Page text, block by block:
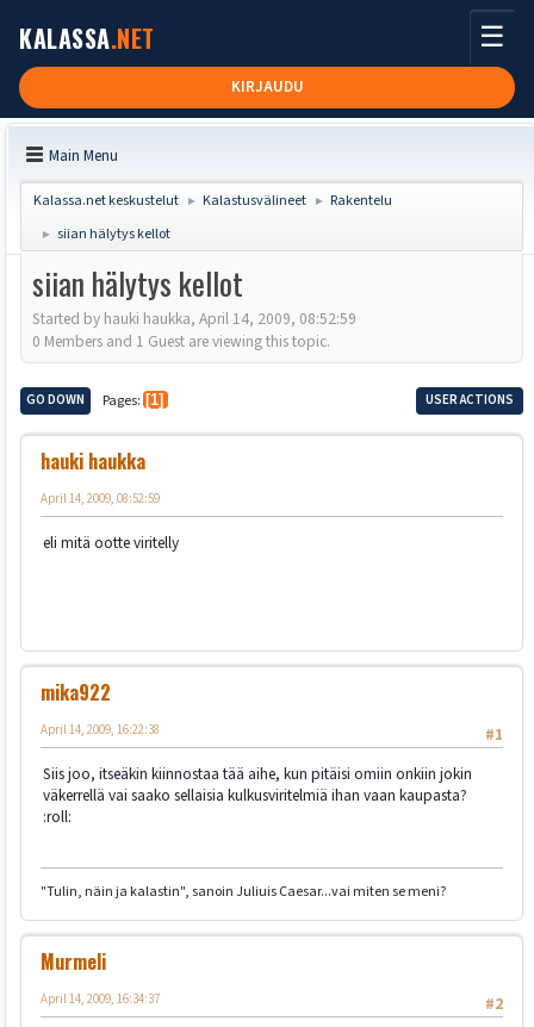
KALASSA.NET
KIRJAUDU
☰
Main Menu
Kalassa.net keskustelut ► Kalastusvälineet ► Rakentelu
► siian hälytys kellot
siian hälytys kellot
Started by hauki haukka, April 14, 2009, 08:52:59
0 Members and 1 Guest are viewing this topic.
GO DOWN Pages 1 USER ACTIONS
hauki haukka
April 14, 2009, 08:52:59
eli mitä ootte viritelly
mika922
#1
April 14, 2009, 16:22:38
Siis joo, itseäkin kiinnostaa tää aihe, kun pitäisi omiin onkiin jokin
väkerrellä vai saako sellaisia kulkusviritelmiä ihan vaan kaupasta?
:roll:
"Tulin, näin ja kalastin", sanoin Juliuis Caesar...vai miten se meni?
Murmeli
#2
April 14, 2009, 16:34:37